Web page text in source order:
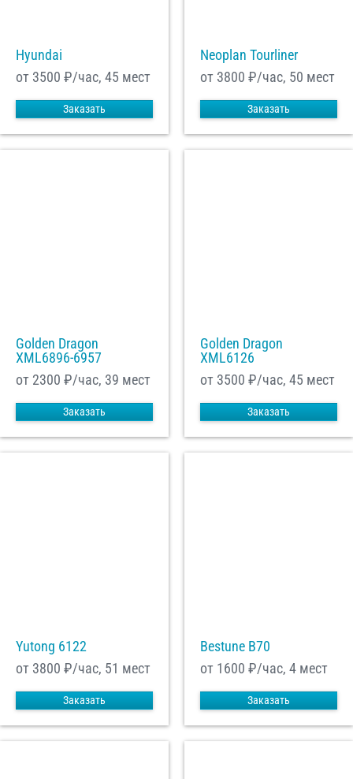
Hyundai
от 3500 ₽/час, 45 мест
Заказать
Neoplan Tourliner
от 3800 ₽/час, 50 мест
Заказать
Golden Dragon
XML6896-6957
от 2300 ₽/час, 39 мест
Заказать
Golden Dragon
XML6126
от 3500 ₽/час, 45 мест
Заказать
Yutong 6122
от 3800 ₽/час, 51 мест
Заказать
Bestune B70
от 1600 ₽/час, 4 мест
Заказать